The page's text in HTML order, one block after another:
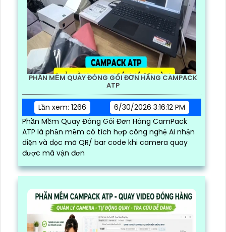
PHẦN MỀM QUAY ĐÓNG GÓI ĐƠN HÀNG CAMPACK
ATP
Lần xem: 1266
6/30/2026 3:16:12 PM
Phần Mềm Quay Đóng Gói Đơn Hàng CamPack
ATP là phần mềm có tích hợp công nghệ Ai nhận
diện và dọc mã QR/ bar code khi camera quay
được mã vận đơn